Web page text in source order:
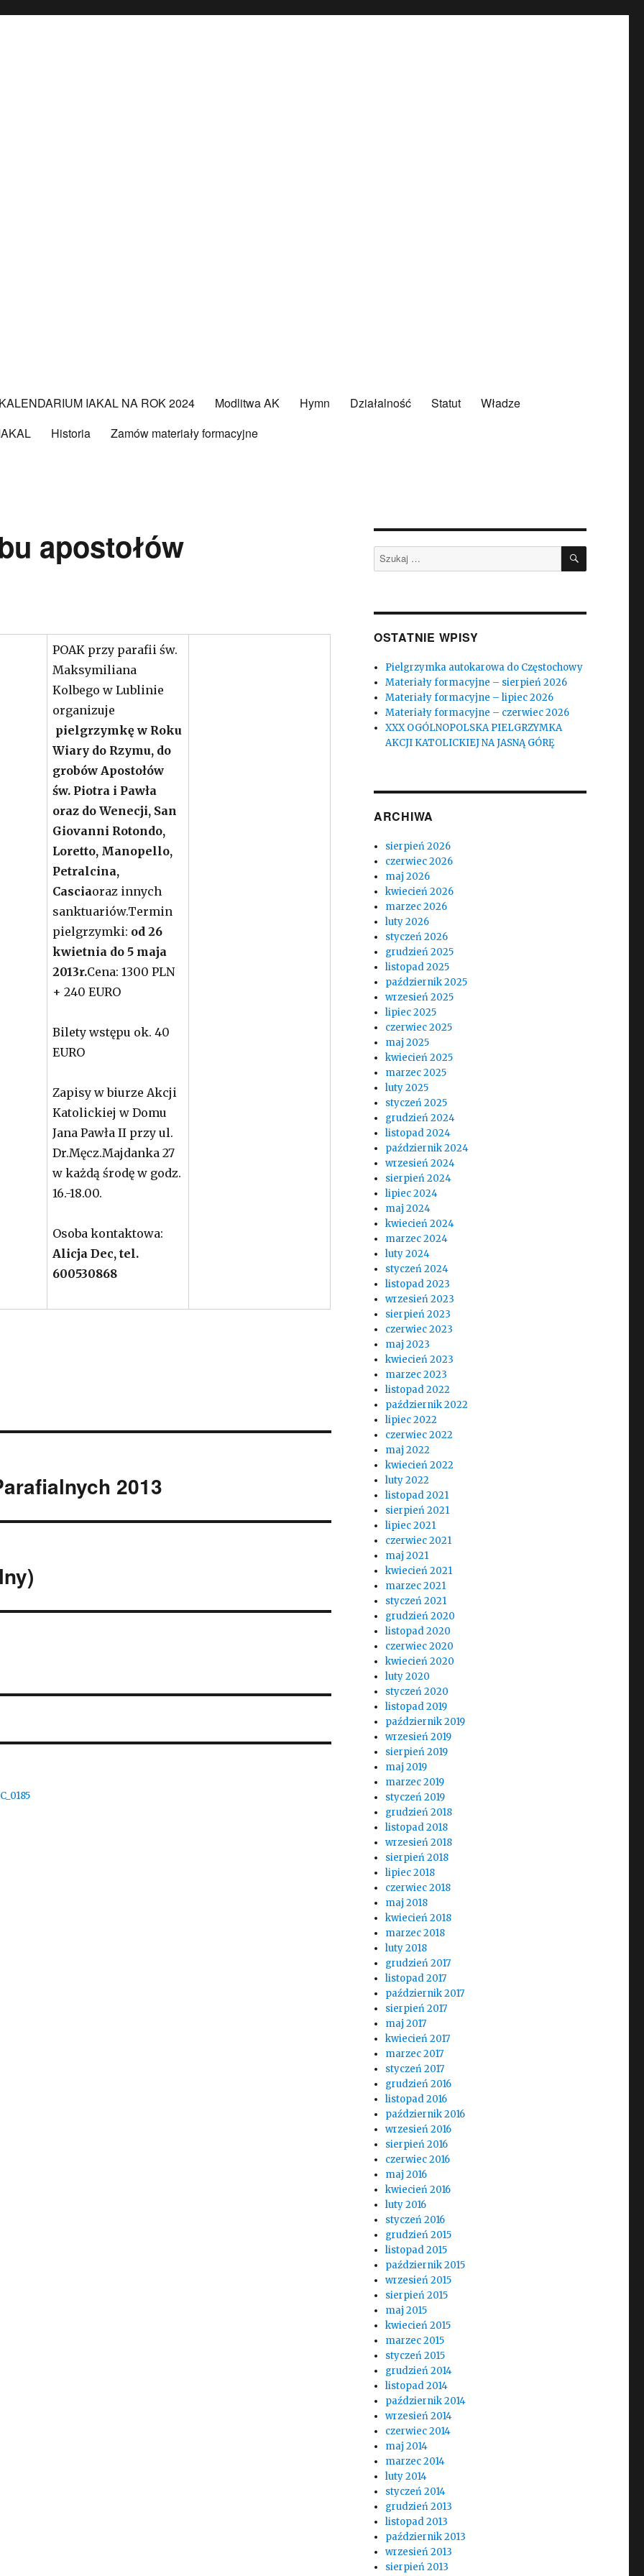
KALENDARIUM IAKAL NA ROK 2024 Modlitwa AK Hymn Działalność Statut
Władze
Historia Zamów materiały formacyjne
apostołów
POAK przy parafii św.
Maksymiliana
Kolbego w Lublinie
organizuje
pielgrzymkę w Roku
Wiary do Rzymu, do
grobów Apostołów
św. Piotra i Pawła
oraz do Wenecji, San
Giovanni Rotondo,
Loretto, Manopello,
Petralcina,
Casciaoraz innych
sanktuariów.Termin
pielgrzymki: od 26
kwietnia do 5 maja
2013r.Cena: 1300 PLN
+ 240 EURO
Bilety wstępu ok. 40
EURO
Zapisy w biurze Akcji
Katolickiej w Domu
Jana Pawła II przy ul.
Dr.Męcz.Majdanka 27
w każdą środę w godz.
16.-18.00.
Osoba kontaktowa:
Alicja Dec, tel.
600530868
2013
Szukaj: SZUKAJ
OSTATNIE WPISY
Pielgrzymka autokarowa do Częstochowy
Materiały formacyjne – sierpień 2026
Materiały formacyjne – lipiec 2026
Materiały formacyjne – czerwiec 2026
XXX OGÓLNOPOLSKA PIELGRZYMKA
AKCJI KATOLICKIEJ NA JASNĄ GÓRĘ
ARCHIWA
sierpień 2026
czerwiec 2026
maj 2026
kwiecień 2026
marzec 2026
luty 2026
styczeń 2026
grudzień 2025
listopad 2025
październik 2025
wrzesień 2025
lipiec 2025
czerwiec 2025
maj 2025
kwiecień 2025
marzec 2025
luty 2025
styczeń 2025
grudzień 2024
listopad 2024
październik 2024
wrzesień 2024
sierpień 2024
lipiec 2024
maj 2024
kwiecień 2024
marzec 2024
luty 2024
styczeń 2024
listopad 2023
wrzesień 2023
sierpień 2023
czerwiec 2023
maj 2023
kwiecień 2023
marzec 2023
listopad 2022
październik 2022
lipiec 2022
czerwiec 2022
maj 2022
kwiecień 2022
luty 2022
listopad 2021
sierpień 2021
lipiec 2021
czerwiec 2021
maj 2021
kwiecień 2021
marzec 2021
styczeń 2021
grudzień 2020
listopad 2020
czerwiec 2020
kwiecień 2020
luty 2020
styczeń 2020
listopad 2019
październik 2019
wrzesień 2019
sierpień 2019
maj 2019
marzec 2019
styczeń 2019
grudzień 2018
listopad 2018
wrzesień 2018
sierpień 2018
lipiec 2018
czerwiec 2018
maj 2018
kwiecień 2018
marzec 2018
luty 2018
grudzień 2017
listopad 2017
październik 2017
sierpień 2017
maj 2017
kwiecień 2017
marzec 2017
styczeń 2017
grudzień 2016
listopad 2016
październik 2016
wrzesień 2016
sierpień 2016
czerwiec 2016
maj 2016
kwiecień 2016
luty 2016
styczeń 2016
grudzień 2015
listopad 2015
październik 2015
wrzesień 2015
sierpień 2015
maj 2015
kwiecień 2015
marzec 2015
styczeń 2015
grudzień 2014
listopad 2014
październik 2014
wrzesień 2014
czerwiec 2014
maj 2014
marzec 2014
luty 2014
styczeń 2014
grudzień 2013
listopad 2013
październik 2013
wrzesień 2013
sierpień 2013